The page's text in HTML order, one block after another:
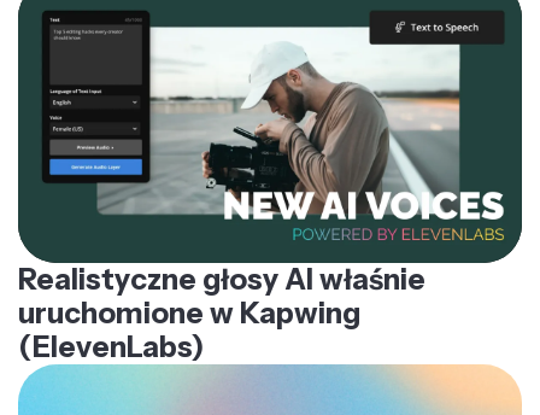
Realistyczne głosy AI właśnie
uruchomione w Kapwing
(ElevenLabs)